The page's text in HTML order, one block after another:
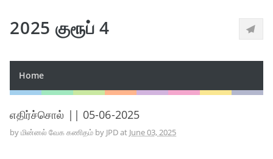
2025 குரூப் 4
Home
எதிர்ச்சொல் || 05-06-2025
byமின்னல் வேக கணிதம் by JPDat June 03, 2025